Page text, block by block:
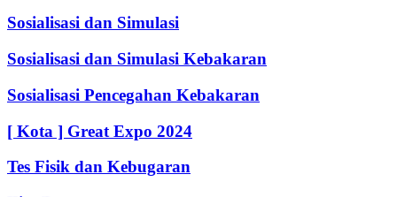
Sosialisasi dan Simulasi
Sosialisasi dan Simulasi Kebakaran
Sosialisasi Pencegahan Kebakaran
[ Kota ] Great Expo 2024
Tes Fisik dan Kebugaran